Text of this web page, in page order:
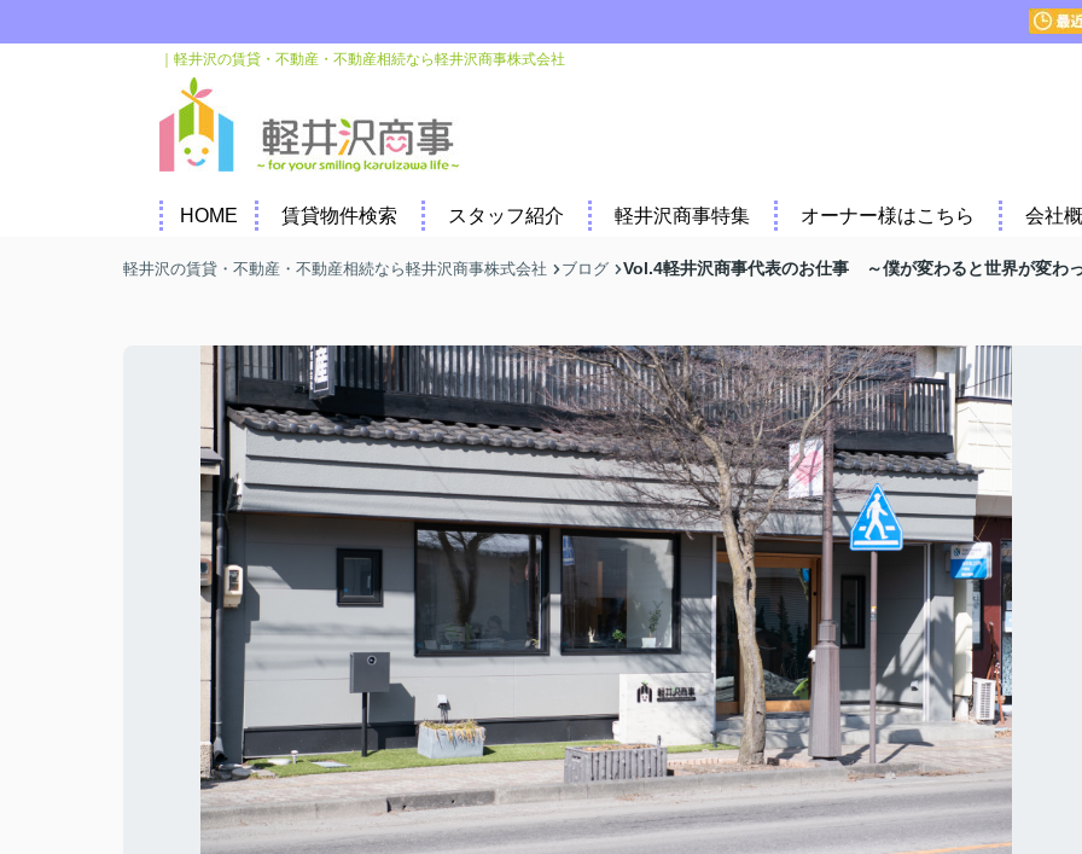
｜軽井沢の賃貸・不動産・不動産相続なら軽井沢商事株式会社
HOME 賃貸物件検索 スタッフ紹介 軽井沢商事特集 オーナー様はこちら 会社
軽井沢の賃貸・不動産・不動産相続なら軽井沢商事株式会社 ブログ Vol.4軽井沢商事代表のお仕事 ～僕が変わると世界が変わ